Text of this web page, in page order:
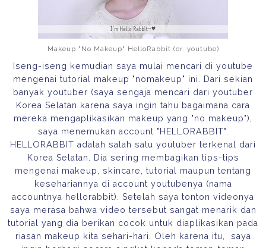
Makeup "No Makeup" HelloRabbit (cr. youtube)
Iseng-iseng kemudian saya mulai mencari di youtube
mengenai tutorial makeup "nomakeup" ini. Dari sekian
banyak youtuber (saya sengaja mencari dari youtuber
Korea Selatan karena saya ingin tahu bagaimana cara
mereka mengaplikasikan makeup yang "no makeup"),
saya menemukan account "HELLORABBIT".
HELLORABBIT adalah salah satu youtuber terkenal dari
Korea Selatan. Dia sering membagikan tips-tips
mengenai makeup, skincare, tutorial maupun tentang
kesehariannya di account youtubenya (nama
accountnya hellorabbit). Setelah saya tonton videonya
saya merasa bahwa video tersebut sangat menarik dan
tutorial yang dia berikan cocok untuk diaplikasikan pada
riasan makeup kita sehari-hari. Oleh karena itu, saya